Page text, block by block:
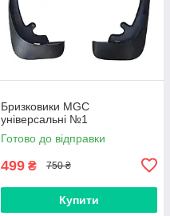
Бризковики MGC
універсальні №1
Готово до відправки
499 ₴ 750 ₴
Купити